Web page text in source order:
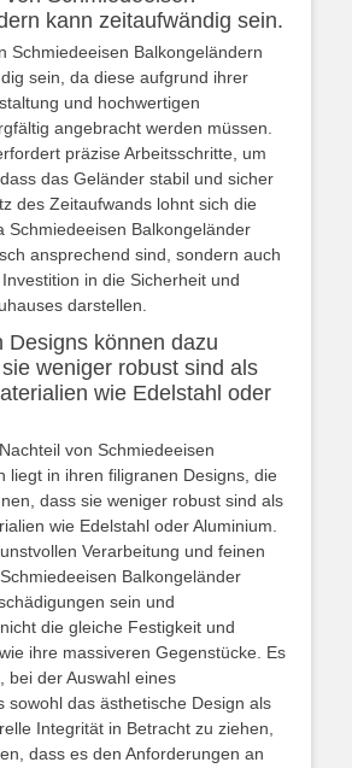
kann zeitaufwändig sein.
Schmiedeeisen Balkongeländern
sein, da diese aufgrund ihrer
und hochwertigen
angebracht werden müssen.
präzise Arbeitsschritte, um
das Geländer stabil und sicher
des Zeitaufwands lohnt sich die
Schmiedeeisen Balkongeländer
ansprechend sind, sondern auch
in die Sicherheit und
darstellen.
Designs können dazu
weniger robust sind als
wie Edelstahl oder
von Schmiedeeisen
liegt in ihren filigranen Designs, die
dass sie weniger robust sind als
wie Edelstahl oder Aluminium.
Verarbeitung und feinen
Balkongeländer
sein und
die gleiche Festigkeit und
ihre massiveren Gegenstücke. Es
bei der Auswahl eines
sowohl das ästhetische Design als
Integrität in Betracht zu ziehen,
dass es den Anforderungen an